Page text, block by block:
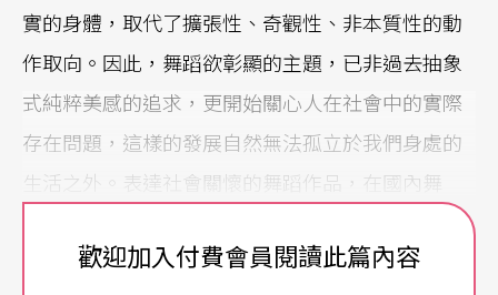
實的身體，取代了擴張性、奇觀性、非本質性的動
作取向。因此，舞蹈欲彰顯的主題，已非過去抽象
式純粹美感的追求，更開始關心人在社會中的實際
存在問題，這樣的發展自然無法孤立於我們身處的
生活之外。表達社會關懷的舞蹈作品，在國內舞
壇，並不罕見，只是創作意圖不同，美學策略亦有
所差異。歡迎加入付費會員閱讀此篇內容